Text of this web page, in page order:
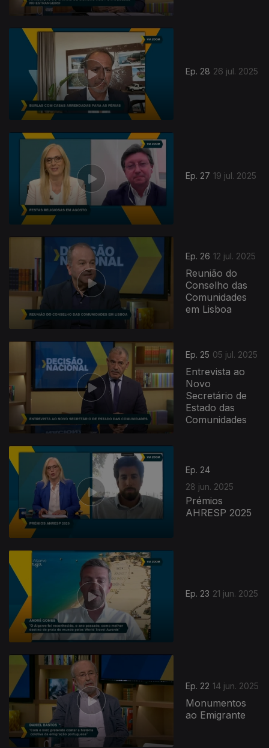
Ep. 28 26 jul. 2025
Ep. 27 19 jul. 2025
Ep. 26 12 jul. 2025
Reunião do
Conselho das
Comunidades
em Lisboa
Ep. 25 05 jul. 2025
Entrevista ao
Novo
Secretário de
Estado das
Comunidades
Ep. 24
28 jun. 2025
Prémios
AHRESP 2025
Ep. 23 21 jun. 2025
Ep. 22 14 jun. 2025
Monumentos
ao Emigrante